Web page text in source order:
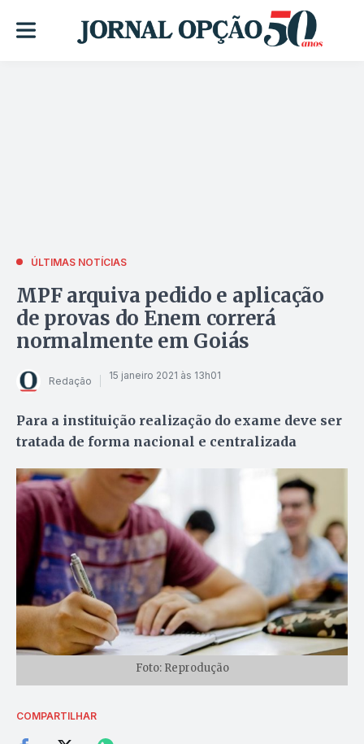
ÚLTIMAS NOTÍCIAS
MPF arquiva pedido e aplicação
de provas do Enem correrá
normalmente em Goiás
Redação 15 janeiro 2021 às 13h01
Para a instituição realização do exame deve ser
tratada de forma nacional e centralizada
Foto: Reprodução
COMPARTILHAR